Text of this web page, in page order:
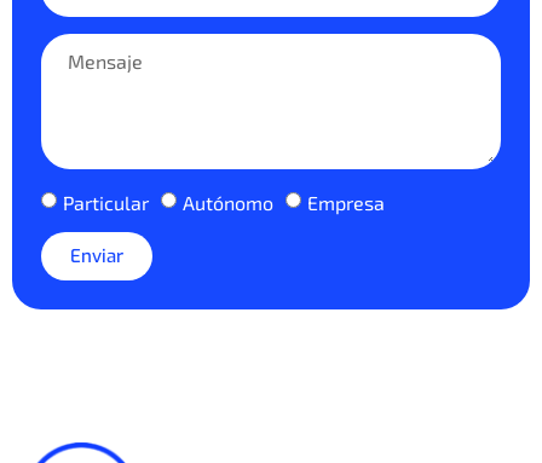
Particular Autónomo Empresa
Enviar